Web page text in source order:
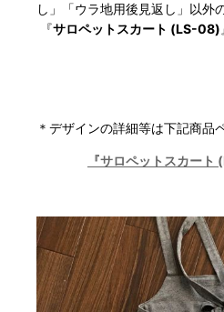
し」「ウラ地用後見返し」 以外
『サロペットスカート (LS-08)
＊デザインの詳細等は下記商品
『サロペットスカート